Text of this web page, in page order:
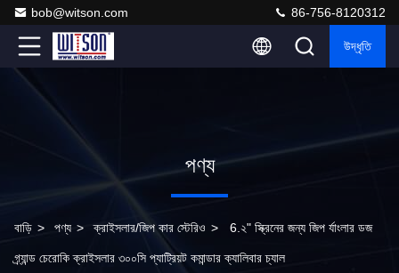
bob@witson.com 86-756-8120312
উদ্ধৃতি
পণ্য
বাড়ি > পণ্য > ক্রাইসলার/জিপ কার স্টেরিও > 6.২" স্ক্রিনের জন্য জিপ র্যাংলার ডজ
গ্র্যান্ড চেরোকি ক্রাইসলার ৩০০সি প্যাট্রিয়ট কমান্ডার ক্যালিবার চ্যাল